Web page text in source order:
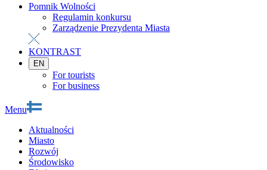
Pomnik Wolności
Regulamin konkursu
Zarządzenie Prezydenta Miasta
KONTRAST
EN
For tourists
For business
Menu
Aktualności
Miasto
Rozwój
Środowisko